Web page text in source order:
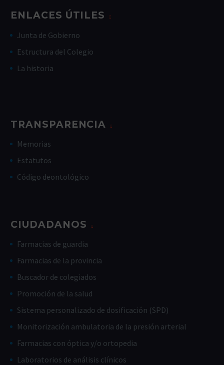
ENLACES ÚTILES
Junta de Gobierno
Estructura del Colegio
La historia
TRANSPARENCIA
Memorias
Estatutos
Código deontológico
CIUDADANOS
Farmacias de guardia
Farmacias de la provincia
Buscador de colegiados
Promoción de la salud
Sistema personalizado de dosificación (SPD)
Monitorización ambulatoria de la presión arterial
Farmacias con óptica y/o ortopedia
Laboratorios de análisis clínicos